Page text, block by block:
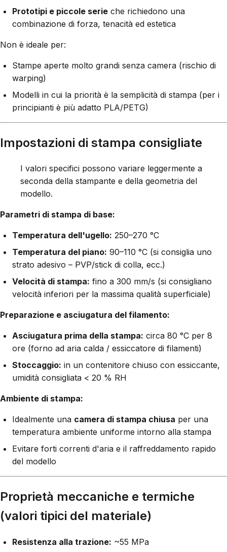
Prototipi e piccole serie che richiedono una
combinazione di forza, tenacità ed estetica
Non è ideale per:
Stampe aperte molto grandi senza camera (rischio di
warping)
Modelli in cui la priorità è la semplicità di stampa (per i
principianti è più adatto PLA/PETG)
Impostazioni di stampa consigliate
I valori specifici possono variare leggermente a
seconda della stampante e della geometria del
modello.
Parametri di stampa di base:
Temperatura dell'ugello: 250–270 °C
Temperatura del piano: 90–110 °C (si consiglia uno
strato adesivo – PVP/stick di colla, ecc.)
Velocità di stampa: fino a 300 mm/s (si consigliano
velocità inferiori per la massima qualità superficiale)
Preparazione e asciugatura del filamento:
Asciugatura prima della stampa: circa 80 °C per 8
ore (forno ad aria calda / essiccatore di filamenti)
Stoccaggio: in un contenitore chiuso con essiccante,
umidità consigliata < 20 % RH
Ambiente di stampa:
Idealmente una camera di stampa chiusa per una
temperatura ambiente uniforme intorno alla stampa
Evitare forti correnti d'aria e il raffreddamento rapido
del modello
Proprietà meccaniche e termiche
(valori tipici del materiale)
Resistenza alla trazione: ~55 MPa